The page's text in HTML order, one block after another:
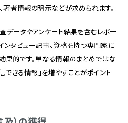
著者情報の明示などが求められます。
データやアンケート結果を含むレポー
ンタビュー記事、資格を持つ専門家に
果的です。単なる情報のまとめではな
できる情報」を増やすことがポイント